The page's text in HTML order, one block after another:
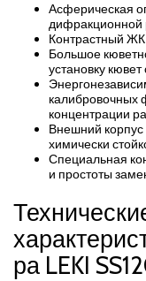
Асферическая
дифракционной
Контрастный
Большое
установку
калибровочных
концентрации
Внешний
химически
Специальная
и простоты
ра LEKI